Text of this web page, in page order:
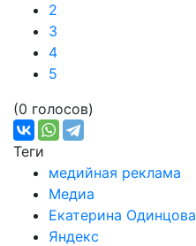
2
3
4
5
(0 голосов)
Теги
медийная реклама
Медиа
Екатерина Одинцова
Яндекс